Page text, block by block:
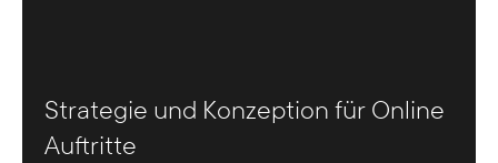
Strategie und Konzeption für Online
Auftritte